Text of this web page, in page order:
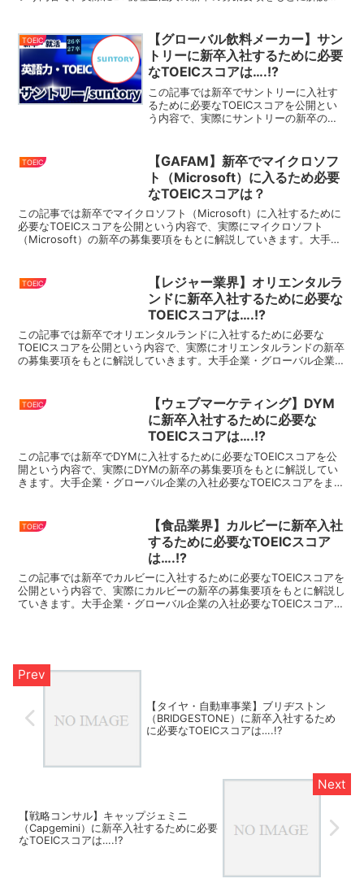
TOEIC
【グローバル飲料メーカー】サン
トリーに新卒入社するために必要
なTOEICスコアは….!?
この記事では新卒でサントリーに入社す
るために必要なTOEICスコアを公開とい
う内容で、実際にサントリーの新卒の募
TOEICスコアをまとめているので、就
活・転職の際にはこちら...
TOEIC
【GAFAM】新卒でマイクロソフ
ト（Microsoft）に入るため必要
なTOEICスコアは？
この記事では新卒でマイクロソフト（Microsoft）に入社するために
必要なTOEICスコアを公開という内容で、実際にマイクロソフト
（Microsoft）の新卒の募集要項をもとに解説していきます。大手企
TOEIC
【レジャー業界】オリエンタルラ
ンドに新卒入社するために必要な
TOEICスコアは….!?
この記事では新卒でオリエンタルランドに入社するために必要な
TOEICスコアを公開という内容で、実際にオリエンタルランドの新卒
の募集要項をもとに解説していきます。大手企業・グローバル企業の
TOEIC
【ウェブマーケティング】DYM
に新卒入社するために必要な
TOEICスコアは….!?
この記事では新卒でDYMに入社するために必要なTOEICスコアを公
開という内容で、実際にDYMの新卒の募集要項をもとに解説してい
きます。大手企業・グローバル企業の入社必要なTOEICスコアをまと
TOEIC
【食品業界】カルビーに新卒入社
するために必要なTOEICスコア
は….!?
この記事では新卒でカルビーに入社するために必要なTOEICスコアを
公開という内容で、実際にカルビーの新卒の募集要項をもとに解説し
ていきます。大手企業・グローバル企業の入社必要なTOEICスコアを
【タイヤ・自動車事業】ブリヂストン
（BRIDGESTONE）に新卒入社するため
に必要なTOEICスコアは….!?
【戦略コンサル】キャップジェミニ
（Capgemini）に新卒入社するために必要
なTOEICスコアは….!?